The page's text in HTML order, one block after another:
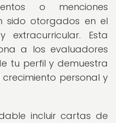
o menciones
sido otorgados en el
Esta
a los evaluadores
tu perfil y demuestra
personal y
incluir cartas de